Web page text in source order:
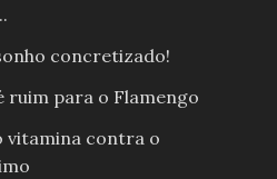
concretizado!
ruim para o Flamengo
vitamina contra o